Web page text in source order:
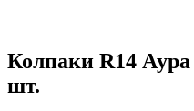
Колпаки R14
шт.